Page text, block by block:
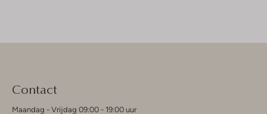
Contact
Maandag - Vrijdag 09:00 - 19:00 uur